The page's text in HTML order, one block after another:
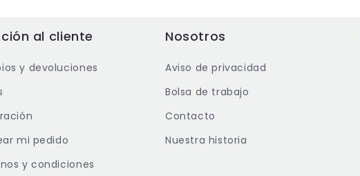
al cliente
y devoluciones
mi pedido
y condiciones
Nosotros
Aviso de privacidad
Bolsa de trabajo
Contacto
Nuestra historia